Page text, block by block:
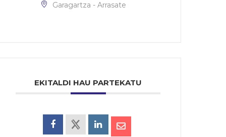
Garagartza - Arrasate
EKITALDI HAU PARTEKATU